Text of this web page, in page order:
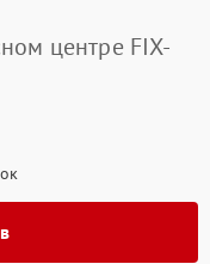
центре FIX-